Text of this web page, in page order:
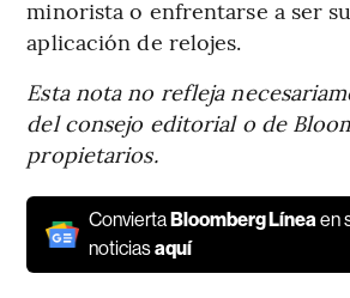
minorista o enfrentarse a ser
aplicación de relojes.
Esta nota no refleja
del consejo editorial o de
propietarios.
ConviertaBloomberg Líneaen
noticiasaquí